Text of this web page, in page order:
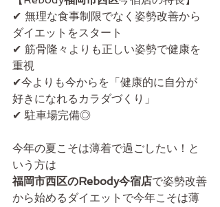
✔ 無理な食事制限でなく姿勢改善から
ダイエットをスタート
✔ 筋骨隆々よりも正しい姿勢で健康を
重視
✔今よりも今からを「健康的に自分が
好きになれるカラダづくり」
✔ 駐車場完備◎
今年の夏こそは薄着で過ごしたい！と
いう方は
福岡市西区のRebody今宿店で姿勢改善
から始めるダイエットで今年こそは薄